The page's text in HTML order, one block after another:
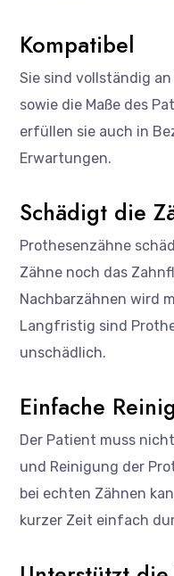
Kompatibel
Sie sind vollständig
sowie die Maße des
erfüllen sie auch in
Erwartungen.
Schädigt die
Prothesenzähne
Zähne noch das
Nachbarzähnen wird
Langfristig sind
unschädlich.
Einfache
Der Patient muss
und Reinigung der
bei echten Zähnen
kurzer Zeit einfach